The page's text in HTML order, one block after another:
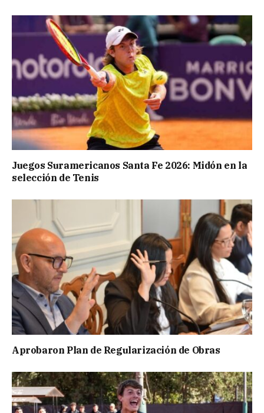
Juegos Suramericanos Santa Fe 2026: Midón en la
selección de Tenis
Aprobaron Plan de Regularización de Obras